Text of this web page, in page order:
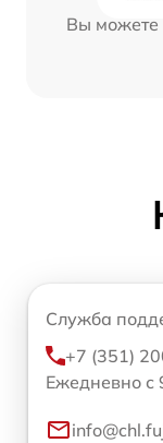
Вы можете
Служба
+7 (351)
Ежедневно с